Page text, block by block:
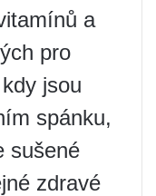
a
pro
jsou
spánku,
sušené
zdravé